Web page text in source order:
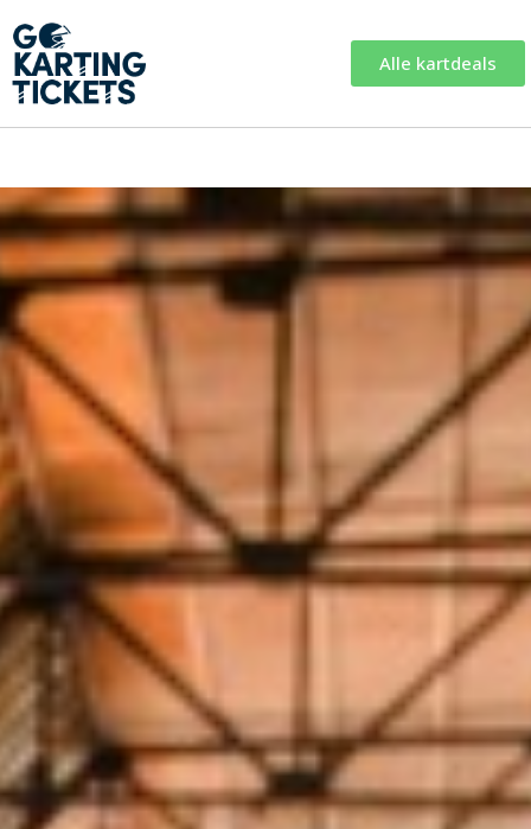
Alle kartdeals